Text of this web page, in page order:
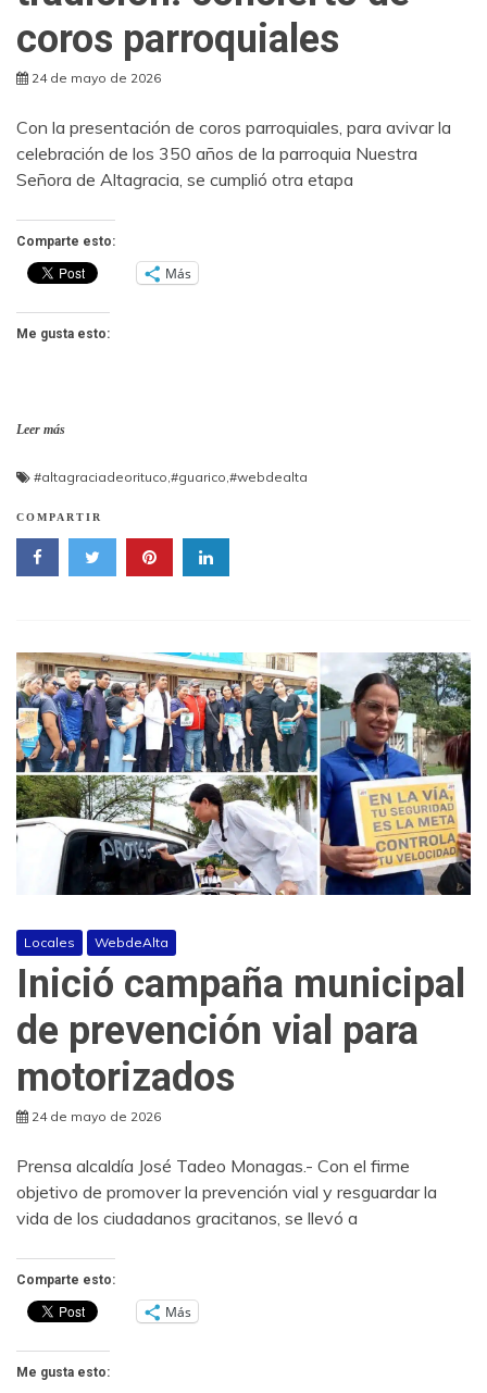
coros parroquiales
24 de mayo de 2026
Con la presentación de coros parroquiales, para avivar la
celebración de los 350 años de la parroquia Nuestra
Señora de Altagracia, se cumplió otra etapa
Comparte esto:
Más
Me gusta esto:
Leer más
#altagraciadeorituco,#guarico,#webdealta
COMPARTIR
Locales WebdeAlta
Inició campaña municipal
de prevención vial para
motorizados
24 de mayo de 2026
Prensa alcaldía José Tadeo Monagas.- Con el firme
objetivo de promover la prevención vial y resguardar la
vida de los ciudadanos gracitanos, se llevó a
Comparte esto:
Más
Me gusta esto: